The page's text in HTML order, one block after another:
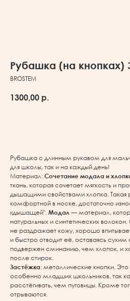
Рубашка (на кнопках)
BROSTEM
1300,00 р.
Рубашка с длинным рукавом для
для школы, так и на каждый день!
Материал: Сочетание модала и
ткань, которая сочетает мягкость и
дышащими свойствами хлопка. Такая
комфортной в носке, достаточно
«дышащей". Модал — материал,
натуральных и синтетических
не раздражает кожу, хорошо
и быстро отводит её, оставаясь
подвержен сминанию, чем хлопок, и
после стирок.
Застёжка: металлические кнопки. Это
особенно младших школьников, так
расстёгивать, чем пуговицы. Кроме
отрываются.